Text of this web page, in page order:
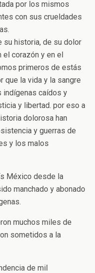
por los mismos
con sus crueldades
su historia, de su dolor
el corazón y en el
primeros de estás
que la vida y la sangre
indígenas caídos y
y libertad. por eso a
dolorosa han
y guerras de
y los malos
México desde la
manchado y abonado
muchos miles de
sometidos a la
de mil